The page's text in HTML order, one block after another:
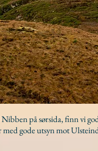
på sørsida, finn vi
gode utsyn mot